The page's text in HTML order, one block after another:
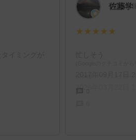
★★★★★
2026年03月22日
佐藤学
★★★★★